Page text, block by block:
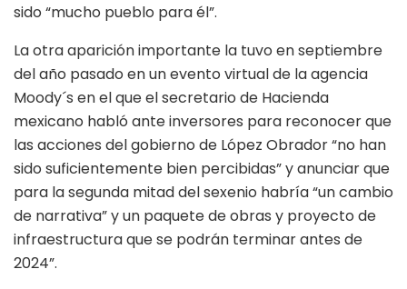
sido “mucho pueblo para él”.
La otra aparición importante la tuvo en septiembre
del año pasado en un evento virtual de la agencia
Moody´s en el que el secretario de Hacienda
mexicano habló ante inversores para reconocer que
las acciones del gobierno de López Obrador “no han
sido suficientemente bien percibidas” y anunciar que
para la segunda mitad del sexenio habría “un cambio
de narrativa” y un paquete de obras y proyecto de
infraestructura que se podrán terminar antes de
2024”.